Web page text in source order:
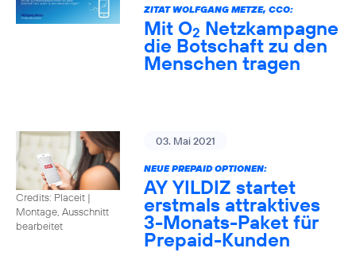
ZITAT WOLFGANG METZE, CCO:
Mit O2 Netzkampagne
die Botschaft zu den
Menschen tragen
Credits: Placeit |
Montage, Ausschnitt
bearbeitet
03. Mai 2021
NEUE PREPAID OPTIONEN:
AY YILDIZ startet
erstmals attraktives
3-Monats-Paket für
Prepaid-Kunden